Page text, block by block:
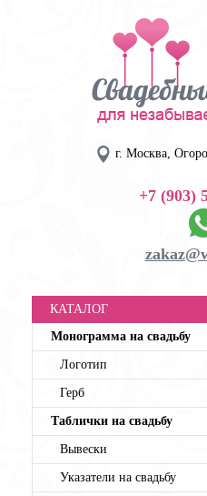
г. Москва,
+7 (903)
КАТАЛОГ
Монограмма на свадьбу
Логотип
Герб
Таблички на свадьбу
Вывески
Указатели на свадьбу